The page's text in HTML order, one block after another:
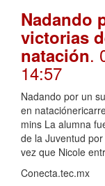
Nadando
victorias
natación.
14:57
Nadando por un
en
mins La alumna
de la Juventud
vez que Nicole
Conecta.tec.mx